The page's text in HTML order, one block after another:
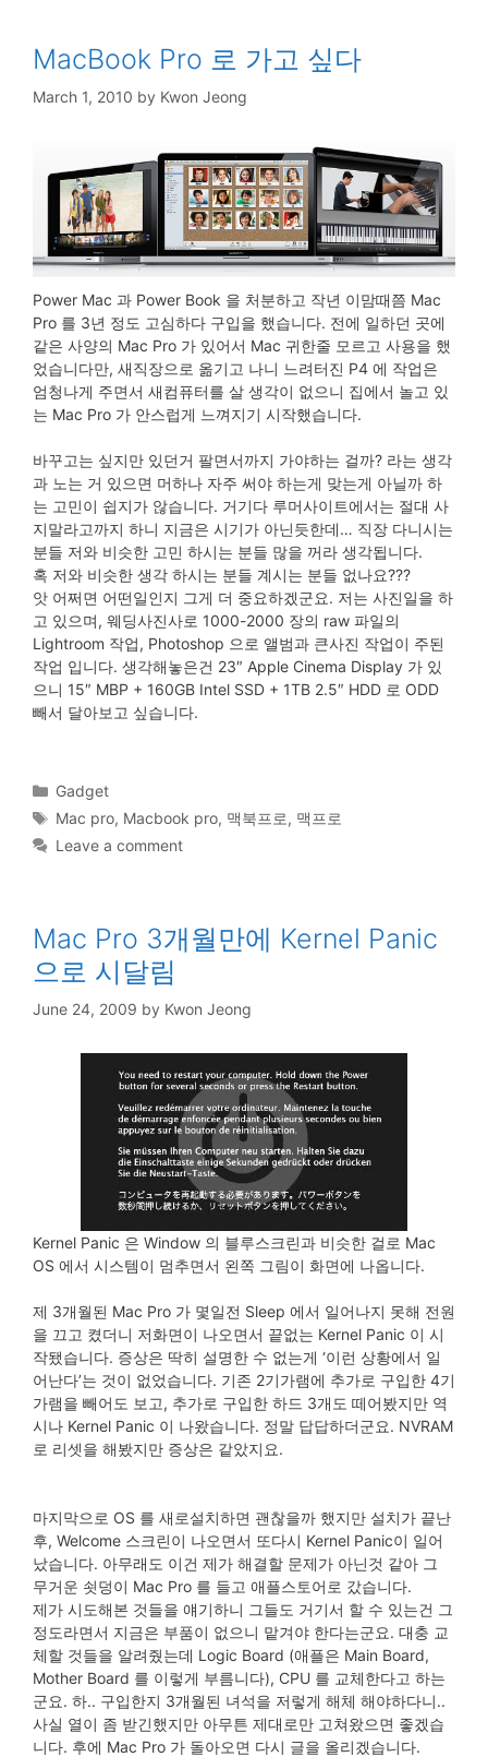
MacBook Pro 로 가고 싶다
March 1, 2010 by Kwon Jeong
Power Mac 과 Power Book 을 처분하고 작년 이맘때쯤 Mac
Pro 를 3년 정도 고심하다 구입을 했습니다. 전에 일하던 곳에
같은 사양의 Mac Pro 가 있어서 Mac 귀한줄 모르고 사용을 했
었습니다만, 새직장으로 옮기고 나니 느려터진 P4 에 작업은
엄청나게 주면서 새컴퓨터를 살 생각이 없으니 집에서 놀고 있
는 Mac Pro 가 안스럽게 느껴지기 시작했습니다.
바꾸고는 싶지만 있던거 팔면서까지 가야하는 걸까? 라는 생각
과 노는 거 있으면 머하나 자주 써야 하는게 맞는게 아닐까 하
는 고민이 쉽지가 않습니다. 거기다 루머사이트에서는 절대 사
지말라고까지 하니 지금은 시기가 아닌듯한데… 직장 다니시는
분들 저와 비슷한 고민 하시는 분들 많을 꺼라 생각됩니다.
혹 저와 비슷한 생각 하시는 분들 계시는 분들 없나요???
앗 어쩌면 어떤일인지 그게 더 중요하겠군요. 저는 사진일을 하
고 있으며, 웨딩사진사로 1000-2000 장의 raw 파일의
Lightroom 작업, Photoshop 으로 앨범과 큰사진 작업이 주된
작업 입니다. 생각해놓은건 23″ Apple Cinema Display 가 있
으니 15″ MBP + 160GB Intel SSD + 1TB 2.5″ HDD 로 ODD
빼서 달아보고 싶습니다.
Categories
Gadget
Tags
Mac pro, Macbook pro, 맥북프로, 맥프로
Leave a comment
Mac Pro 3개월만에 Kernel Panic
으로 시달림
June 24, 2009 by Kwon Jeong
Kernel Panic 은 Window 의 블루스크린과 비슷한 걸로 Mac
OS 에서 시스템이 멈추면서 왼쪽 그림이 화면에 나옵니다.
제 3개월된 Mac Pro 가 몇일전 Sleep 에서 일어나지 못해 전원
을 끄고 켰더니 저화면이 나오면서 끝없는 Kernel Panic 이 시
작됐습니다. 증상은 딱히 설명한 수 없는게 ‘이런 상황에서 일
어난다’는 것이 없었습니다. 기존 2기가램에 추가로 구입한 4기
가램을 빼어도 보고, 추가로 구입한 하드 3개도 떼어봤지만 역
시나 Kernel Panic 이 나왔습니다. 정말 답답하더군요. NVRAM
로 리셋을 해봤지만 증상은 같았지요.
마지막으로 OS 를 새로설치하면 괜찮을까 했지만 설치가 끝난
후, Welcome 스크린이 나오면서 또다시 Kernel Panic이 일어
났습니다. 아무래도 이건 제가 해결할 문제가 아닌것 같아 그
무거운 쇳덩이 Mac Pro 를 들고 애플스토어로 갔습니다.
제가 시도해본 것들을 얘기하니 그들도 거기서 할 수 있는건 그
정도라면서 지금은 부품이 없으니 맡겨야 한다는군요. 대충 교
체할 것들을 알려줬는데 Logic Board (애플은 Main Board,
Mother Board 를 이렇게 부름니다), CPU 를 교체한다고 하는
군요. 하.. 구입한지 3개월된 녀석을 저렇게 해체 해야하다니..
사실 열이 좀 받긴했지만 아무튼 제대로만 고쳐왔으면 좋겠습
니다. 후에 Mac Pro 가 돌아오면 다시 글을 올리겠습니다.